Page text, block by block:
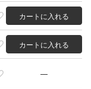
カートに入れる
カートに入れる
—